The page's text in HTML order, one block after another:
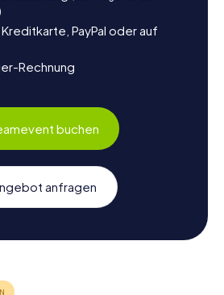
PayPal oder auf
Rechnung
buchen
anfragen